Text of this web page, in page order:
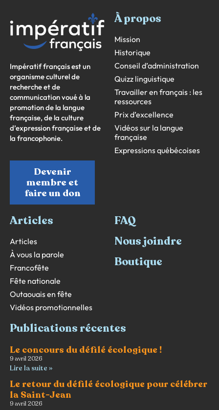
Impératif français est un
organisme culturel de
recherche et de
communication voué à la
promotion de la langue
française, de la culture
d’expression française et de
la francophonie.
Devenir
membre et
faire un don
À propos
Mission
Historique
Conseil d’administration
Quizz linguistique
Travailler en français : les
ressources
Prix d’excellence
Vidéos sur la langue
française
Expressions québécoises
Articles
Articles
À vous la parole
Francofête
Fête nationale
Outaouais en fête
Vidéos promotionnelles
FAQ
Nous joindre
Boutique
Publications récentes
Le concours du défilé écologique !
9 avril 2026
Lire la suite »
Le retour du défilé écologique pour célébrer
la Saint-Jean
9 avril 2026